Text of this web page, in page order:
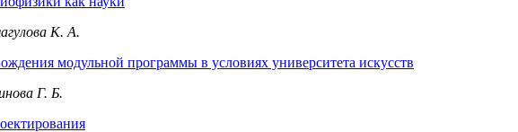
К. А.
модульной программы в условиях университета искусств
Г. Б.